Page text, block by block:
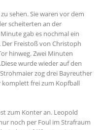
sehen. Sie waren vor dem
scheiterten an der
gab es nochmal ein
Freistoß von Christoph
hinweg. Zwei Minuten
wurde wieder auf den
zog drei Bayreuther
komplett frei zum Kopfball
zum Konter an. Leopold
noch per Foul im Strafraum